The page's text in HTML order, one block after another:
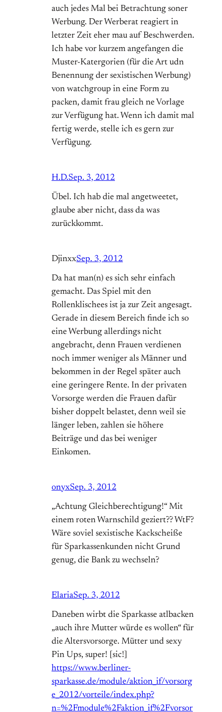
auch jedes Mal bei Betrachtung soner
Werbung. Der Werberat reagiert in
letzter Zeit eher mau auf Beschwerden.
Ich habe vor kurzem angefangen die
Muster-Katergorien (für die Art udn
Benennung der sexistischen Werbung)
von watchgroup in eine Form zu
packen, damit frau gleich ne Vorlage
zur Verfügung hat. Wenn ich damit mal
fertig werde, stelle ich es gern zur
Verfügung.
H.D.Sep. 3, 2012
Übel. Ich hab die mal angetweetet,
glaube aber nicht, dass da was
zurückkommt.
DjinxxSep. 3, 2012
Da hat man(n) es sich sehr einfach
gemacht. Das Spiel mit den
Rollenklischees ist ja zur Zeit angesagt.
Gerade in diesem Bereich finde ich so
eine Werbung allerdings nicht
angebracht, denn Frauen verdienen
noch immer weniger als Männer und
bekommen in der Regel später auch
eine geringere Rente. In der privaten
Vorsorge werden die Frauen dafür
bisher doppelt belastet, denn weil sie
länger leben, zahlen sie höhere
Beiträge und das bei weniger
Einkomen.
onyxSep. 3, 2012
„Achtung Gleichberechtigung!“ Mit
einem roten Warnschild geziert?? WtF?
Wäre soviel sexistische Kackscheiße
für Sparkassenkunden nicht Grund
genug, die Bank zu wechseln?
ElariaSep. 3, 2012
Daneben wirbt die Sparkasse atlbacken
„auch ihre Mutter würde es wollen“ für
die Altersvorsorge. Mütter und sexy
Pin Ups, super! [sic!]
https://www.berliner-
sparkasse.de/module/aktion_if/vorsorg
e_2012/vorteile/index.php?
n=%2Fmodule%2Faktion_if%2Fvorsor